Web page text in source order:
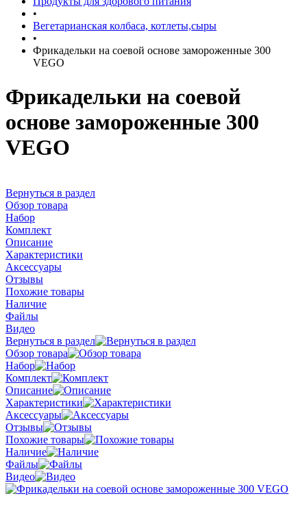
•
Вегетарианская колбаса, котлеты,сыры
•
Фрикадельки на соевой основе замороженные 300
VEGO
Фрикадельки на соевой
основе замороженные 300
VEGO
Вернуться в раздел
Обзор товара
Набор
Комплект
Описание
Характеристики
Аксессуары
Отзывы
Похожие товары
Наличие
Файлы
Видео
Вернуться в раздел
Обзор товара
Набор
Комплект
Описание
Характеристики
Аксессуары
Отзывы
Похожие товары
Наличие
Файлы
Видео